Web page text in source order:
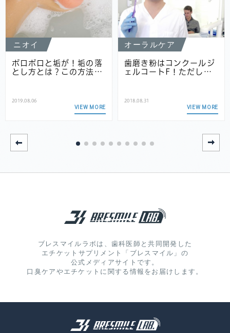
ニオイ
ポロポロと垢が！垢の落
とし方とは？この方法…
2019.08.06
VIEW MORE
オーラルケア
歯磨き粉はコンクールジ
ェルコートF！ただし…
2018.08.31
VIEW MORE
ブレスマイルラボは、歯科医師と共同開発した
エチケットサプリメント「ブレスマイル」の
公式メディアサイトです。
口臭ケアやエチケットに関する情報をお届けします。